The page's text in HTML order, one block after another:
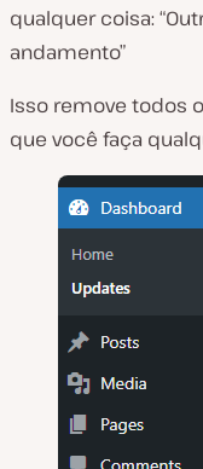
qualquer coisa:
andamento”
Isso remove todos
que você faça